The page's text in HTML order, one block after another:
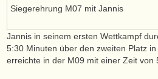
Siegerehrung M07 mit Jannis
Jannis in seinem ersten Wettkampf
5:30 Minuten über den zweiten Platz
erreichte in der M09 mit einer Zeit von